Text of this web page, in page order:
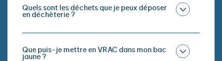
Quels sont les déchets que je peux déposer
en déchèterie ?
Que puis-je mettre en VRAC dans mon bac
jaune ?